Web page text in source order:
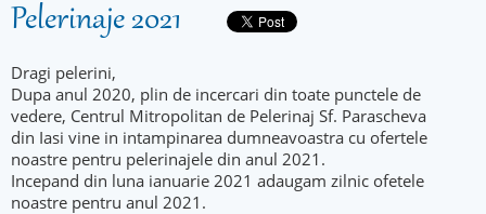
Pelerinaje 2021
Dragi pelerini,
Dupa anul 2020, plin de incercari din toate punctele de
vedere, Centrul Mitropolitan de Pelerinaj Sf. Parascheva
din Iasi vine in intampinarea dumneavoastra cu ofertele
noastre pentru pelerinajele din anul 2021.
Incepand din luna ianuarie 2021 adaugam zilnic ofetele
noastre pentru anul 2021.